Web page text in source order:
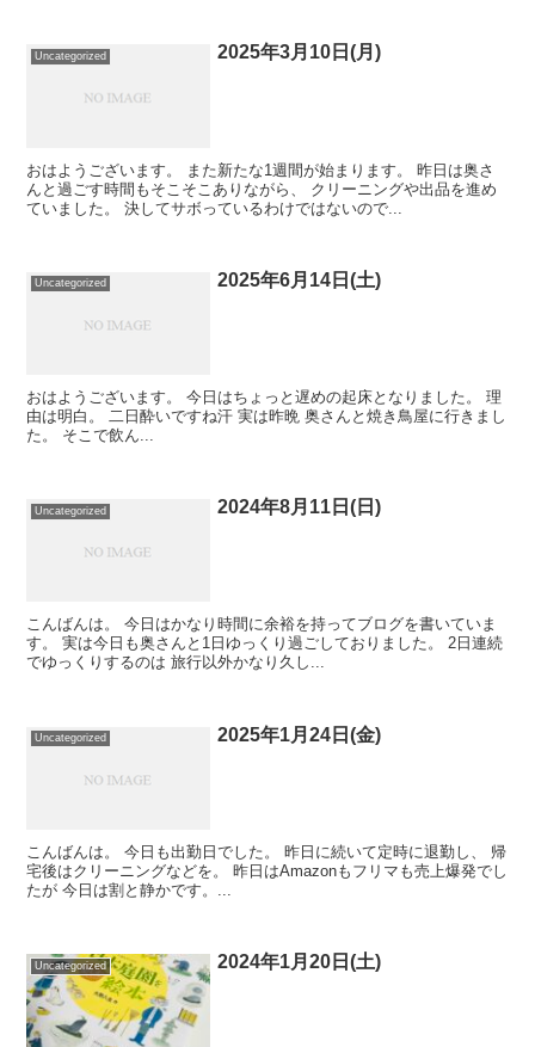
Uncategorized 2025年3月10日(月)
おはようございます。 また新たな1週間が始まります。 昨日は奥さ
んと過ごす時間もそこそこありながら、 クリーニングや出品を進め
ていました。 決してサボっているわけではないので...
Uncategorized 2025年6月14日(土)
おはようございます。 今日はちょっと遅めの起床となりました。 理
由は明白。 二日酔いですね汗 実は昨晩 奥さんと焼き鳥屋に行きまし
た。 そこで飲ん...
Uncategorized 2024年8月11日(日)
こんばんは。 今日はかなり時間に余裕を持ってブログを書いていま
す。 実は今日も奥さんと1日ゆっくり過ごしておりました。 2日連続
でゆっくりするのは 旅行以外かなり久し...
Uncategorized 2025年1月24日(金)
こんばんは。 今日も出勤日でした。 昨日に続いて定時に退勤し、 帰
宅後はクリーニングなどを。 昨日はAmazonもフリマも売上爆発でし
たが 今日は割と静かです。...
Uncategorized 2024年1月20日(土)